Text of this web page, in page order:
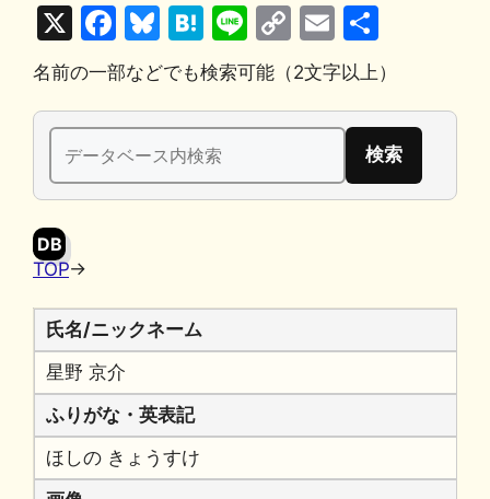
X
F
a
c
e
b
o
Bl
u
e
s
k
y
H
at
e
n
a
Li
n
e
C
o
p
y
n
E
m
ai
l
有
名前の一部などでも検索可能（2文字以上）
検
索:
DB
TOP→
氏名/ニックネーム
星野 京介
ふりがな・英表記
ほしの きょうすけ